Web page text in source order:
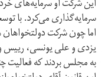
این شرکت او سرمایه‌های
سرمایه‌گذاری می‌کرد. با
اما چون شرکت
یزدی و علی یونسی، رییس
به مجلس بردند که فعالیت